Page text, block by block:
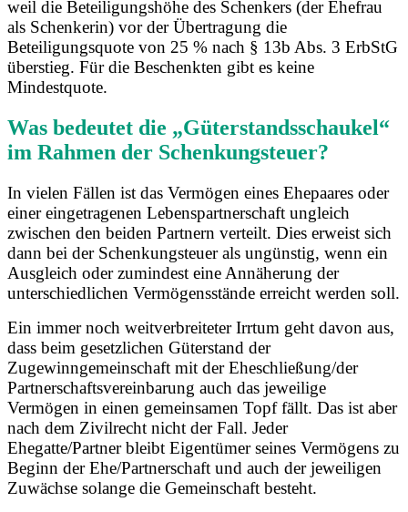
weil die Beteiligungshöhe des Schenkers (der Ehefrau
als Schenkerin) vor der Übertragung die
Beteiligungsquote von 25 % nach § 13b Abs. 3 ErbStG
überstieg. Für die Beschenkten gibt es keine
Mindestquote.
Was bedeutet die „Güterstandsschaukel“
im Rahmen der Schenkungsteuer?
In vielen Fällen ist das Vermögen eines Ehepaares oder
einer eingetragenen Lebenspartnerschaft ungleich
zwischen den beiden Partnern verteilt. Dies erweist sich
dann bei der Schenkungsteuer als ungünstig, wenn ein
Ausgleich oder zumindest eine Annäherung der
unterschiedlichen Vermögensstände erreicht werden soll.
Ein immer noch weitverbreiteter Irrtum geht davon aus,
dass beim gesetzlichen Güterstand der
Zugewinngemeinschaft mit der Eheschließung/der
Partnerschaftsvereinbarung auch das jeweilige
Vermögen in einen gemeinsamen Topf fällt. Das ist aber
nach dem Zivilrecht nicht der Fall. Jeder
Ehegatte/Partner bleibt Eigentümer seines Vermögens zu
Beginn der Ehe/Partnerschaft und auch der jeweiligen
Zuwächse solange die Gemeinschaft besteht.